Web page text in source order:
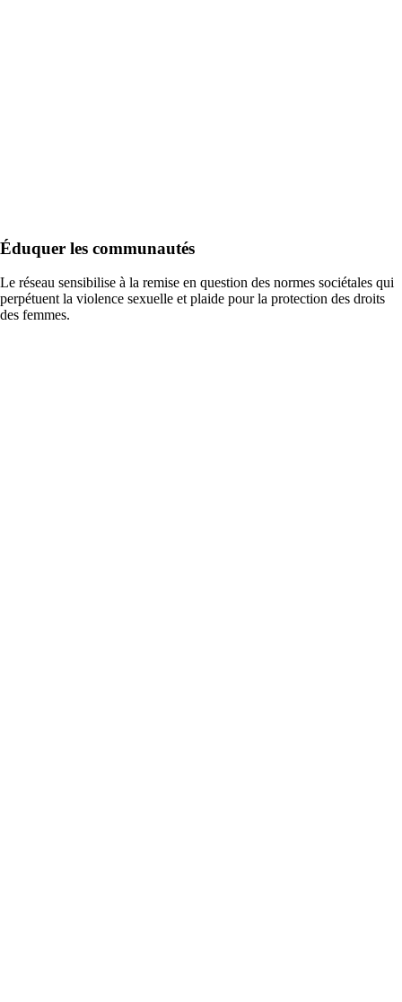
Éduquer les communautés
Le réseau sensibilise à la remise en question des normes sociétales qui
perpétuent la violence sexuelle et plaide pour la protection des droits
des femmes.